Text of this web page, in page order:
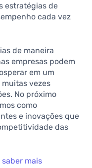
estratégias de
cada vez
de maneira
empresas podem
em um
vezes
No próximo
como
e inovações que
das
mais